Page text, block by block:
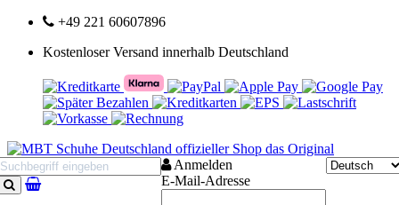
+49 221 60607896
Kostenloser Versand innerhalb Deutschland
Suchen
Anmelden
E-Mail-Adresse